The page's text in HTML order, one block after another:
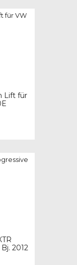
Lift für
2012